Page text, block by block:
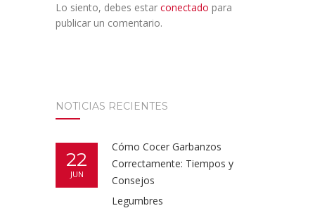
Lo siento, debes estar conectado para
publicar un comentario.
NOTICIAS RECIENTES
22
JUN
Cómo Cocer Garbanzos
Correctamente: Tiempos y
Consejos
Legumbres